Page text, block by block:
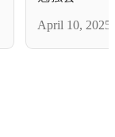
April 10, 2025